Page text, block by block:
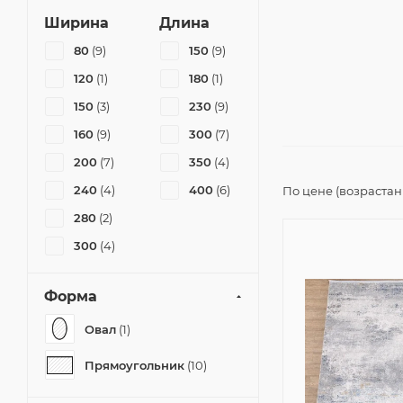
По цене
Ширина
80 (9)
120 (1)
150 (3)
160 (9)
200 (7)
240 (4)
280 (2)
300 (4)
Длина
150 (9)
180 (1)
230 (9)
300 (7)
350 (4)
400 (6)
Форма
Овал (1)
Прямоугольник (10)